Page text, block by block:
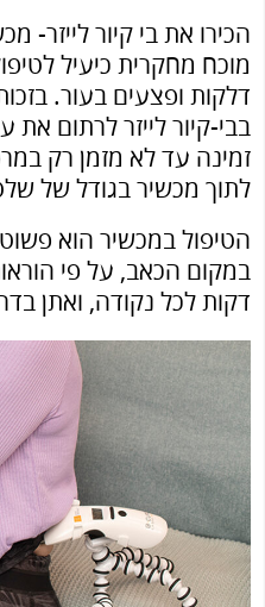
הכירו את בי קיור לייזר-
מוכח מחקרית כיעיל
דלקות ופצעים בעור.
בבי-קיור לייזר לרתום
זמינה עד לא מזמן רק
לתוך מכשיר בגודל של שלט
הטיפול במכשיר הוא
דקות לכל נקודה, ואתן